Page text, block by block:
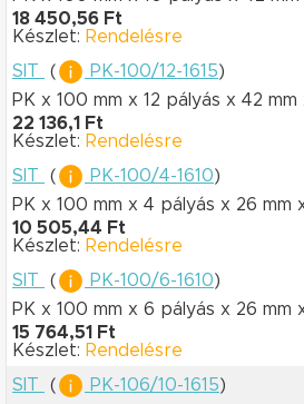
18 450,56 Ft
Készlet: Rendelésre
SIT
( PK-100/12-1615)
PK x 100 mm x 12 pályás x 42 mm
22 136,1 Ft
Készlet: Rendelésre
SIT
( PK-100/4-1610)
PK x 100 mm x 4 pályás x 26 mm
10 505,44 Ft
Készlet: Rendelésre
SIT
( PK-100/6-1610)
PK x 100 mm x 6 pályás x 26 mm
15 764,51 Ft
Készlet: Rendelésre
SIT
( PK-106/10-1615)